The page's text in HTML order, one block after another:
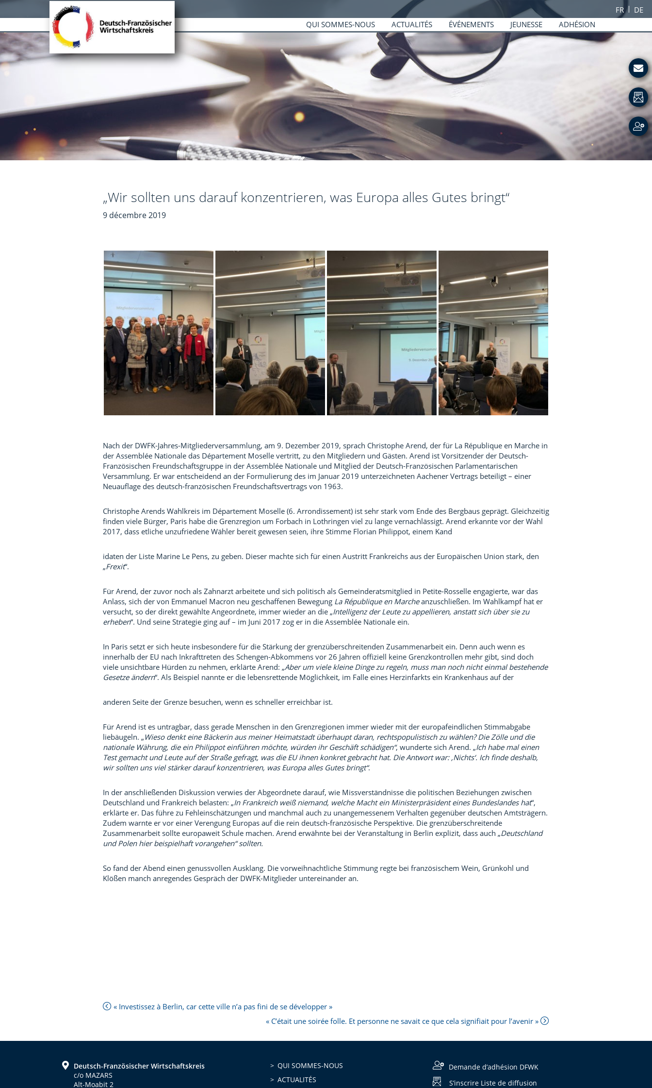
Passer
navigation
principale
Passer
principal
Passer
de
page
FR DE
DFWK
Deutsch-
Französischer
QUI SOMMES-NOUS ACTUALITÉS ÉVÉNEMENTS JEUNESSE ADHÉSION
„Wir sollten uns darauf konzentrieren, was Europa alles Gutes bringt“
9 décembre 2019
Nach der DWFK-Jahres-Mitgliederversammlung, am 9. Dezember 2019, sprach Christophe Arend, der für La République en Marche in
der Assemblée Nationale das Département Moselle vertritt, zu den Mitgliedern und Gästen. Arend ist Vorsitzender der Deutsch-
Französischen Freundschaftsgruppe in der Assemblée Nationale und Mitglied der Deutsch-Französischen Parlamentarischen
Versammlung. Er war entscheidend an der Formulierung des im Januar 2019 unterzeichneten Aachener Vertrags beteiligt – einer
Neuauflage des deutsch-französischen Freundschaftsvertrags von 1963.
Christophe Arends Wahlkreis im Département Moselle (6. Arrondissement) ist sehr stark vom Ende des Bergbaus geprägt. Gleichzeitig
finden viele Bürger, Paris habe die Grenzregion um Forbach in Lothringen viel zu lange vernachlässigt. Arend erkannte vor der Wahl
2017, dass etliche unzufriedene Wähler bereit gewesen seien, ihre Stimme Florian Philippot, einem Kand
idaten der Liste Marine Le Pens, zu geben. Dieser machte sich für einen Austritt Frankreichs aus der Europäischen Union stark, den
„Frexit“.
Für Arend, der zuvor noch als Zahnarzt arbeitete und sich politisch als Gemeinderatsmitglied in Petite-Rosselle engagierte, war das
Anlass, sich der von Emmanuel Macron neu geschaffenen Bewegung La République en Marcheanzuschließen. Im Wahlkampf hat er
versucht, so der direkt gewählte Angeordnete, immer wieder an die „Intelligenz der Leute zu appellieren, anstatt sich über sie zu
erheben“. Und seine Strategie ging auf – im Juni 2017 zog er in die Assemblée Nationale ein.
In Paris setzt er sich heute insbesondere für die Stärkung der grenzüberschreitenden Zusammenarbeit ein. Denn auch wenn es
innerhalb der EU nach Inkrafttreten des Schengen-Abkommens vor 26 Jahren offiziell keine Grenzkontrollen mehr gibt, sind doch
viele unsichtbare Hürden zu nehmen, erklärte Arend: „Aber umviele kleine Dinge zu regeln, mussman noch nicht einmal bestehende
Gesetze ändern“. Als Beispiel nannte er die lebensrettende Möglichkeit, im Falle eines Herzinfarkts ein Krankenhaus auf der
anderen Seite der Grenze besuchen, wenn es schneller erreichbar ist.
Für Arend ist es untragbar, dass gerade Menschen in den Grenzregionen immer wieder mit der europafeindlichen Stimmabgabe
liebäugeln. „Wieso denkt eine Bäckerin aus meiner Heimatstadt überhaupt daran, rechtspopulistisch zu wählen? Die Zölle und die
nationale Währung, die ein Philippot einführen möchte, würden ihr Geschäft schädigen“, wunderte sich Arend. „Ich habe mal einen
Test gemacht und Leute auf der Straße gefragt, was die EU ihnen konkret gebracht hat. Die Antwort war: ‚Nichts‘. Ich finde deshalb,
wir sollten uns viel stärker darauf konzentrieren, was Europa alles Gutes bringt“.
In der anschließenden Diskussion verwies der Abgeordnete darauf, wie Missverständnisse die politischen Beziehungen zwischen
Deutschland und Frankreich belasten: „In Frankreich weiß niemand, welche Macht ein Ministerpräsident eines Bundeslandes hat“,
erklärte er. Das führe zu Fehleinschätzungen und manchmal auch zu unangemessenem Verhalten gegenüber deutschen Amtsträgern.
Zudem warnte er vor einer Verengung Europas auf die rein deutsch-französische Perspektive. Die grenzüberschreitende
Zusammenarbeit sollte europaweit Schule machen. Arend erwähnte bei der Veranstaltung in Berlin explizit, dass auch „Deutschland
und Polen hier beispielhaft vorangehen“ sollten.
So fand der Abend einen genussvollen Ausklang. Die vorweihnachtliche Stimmung regte bei französischem Wein, Grünkohl und
Klößen manch anregendes Gespräch der DWFK-Mitglieder untereinander an.
Next« Investissez à Berlin, car cette ville n’a pas fini de se développer »
« C’était une soirée folle. Et personne ne savait ce que cela signifiait pour l’avenir »
Deutsch-Französischer Wirtschaftskreis
c/o MAZARS
Alt-Moabit 2
QUI SOMMES-NOUS
ACTUALITÉS
Demande d’adhésion DFWK
S’inscrire Liste de diffusion